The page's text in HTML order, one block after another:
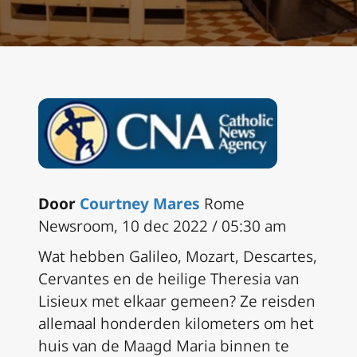
Door Courtney Mares Rome
Newsroom, 10 dec 2022 / 05:30 am
Wat hebben Galileo, Mozart, Descartes,
Cervantes en de heilige Theresia van
Lisieux met elkaar gemeen? Ze reisden
allemaal honderden kilometers om het
huis van de Maagd Maria binnen te